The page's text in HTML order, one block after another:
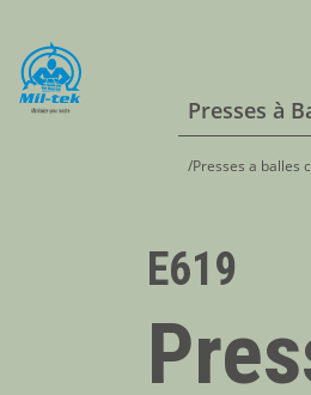
Presses à
/Presses a balles
E619